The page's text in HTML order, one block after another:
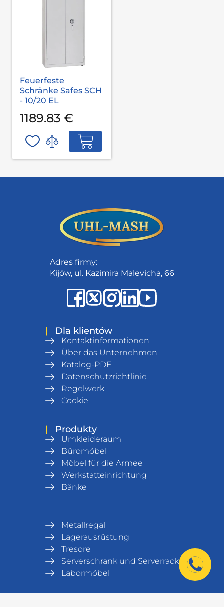
Feuerfeste
Schränke Safes SCH
- 10/20 EL
1189.83 €
Adres firmy:
Kijów, ul. Kazimira Malevicha, 66
| Dla klientów
Kontaktinformationen
Über das Unternehmen
Katalog-PDF
Datenschutzrichtlinie
Regelwerk
Cookie
| Produkty
Umkleideraum
Büromöbel
Möbel für die Armee
Werkstatteinrichtung
Bänke
Metallregal
Lagerausrüstung
Tresore
Serverschrank und Serverrack
Labormöbel